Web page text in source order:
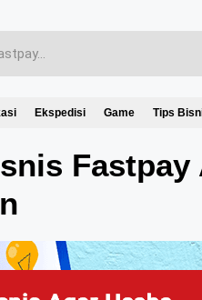
Ekspedisi Game Tips
Fastpay